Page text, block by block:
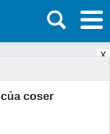
X
coser